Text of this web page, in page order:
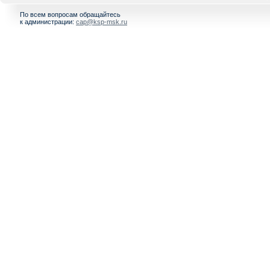
По всем вопросам обращайтесь
к администрации: cap@ksp-msk.ru